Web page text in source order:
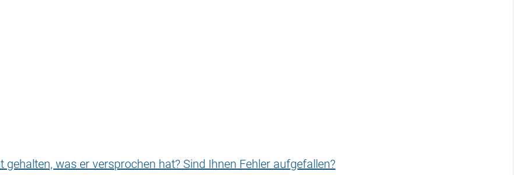
gehalten, was er versprochen hat? Sind Ihnen Fehler aufgefallen?